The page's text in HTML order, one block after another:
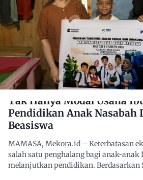
Tak Hanya Modal Usaha
Pendidikan Anak Nasabah
Beasiswa
MAMASA, Mekora.id – Keterbatasan
salah satu penghalang bagi anak-
melanjutkan pendidikan. Berdasarkan